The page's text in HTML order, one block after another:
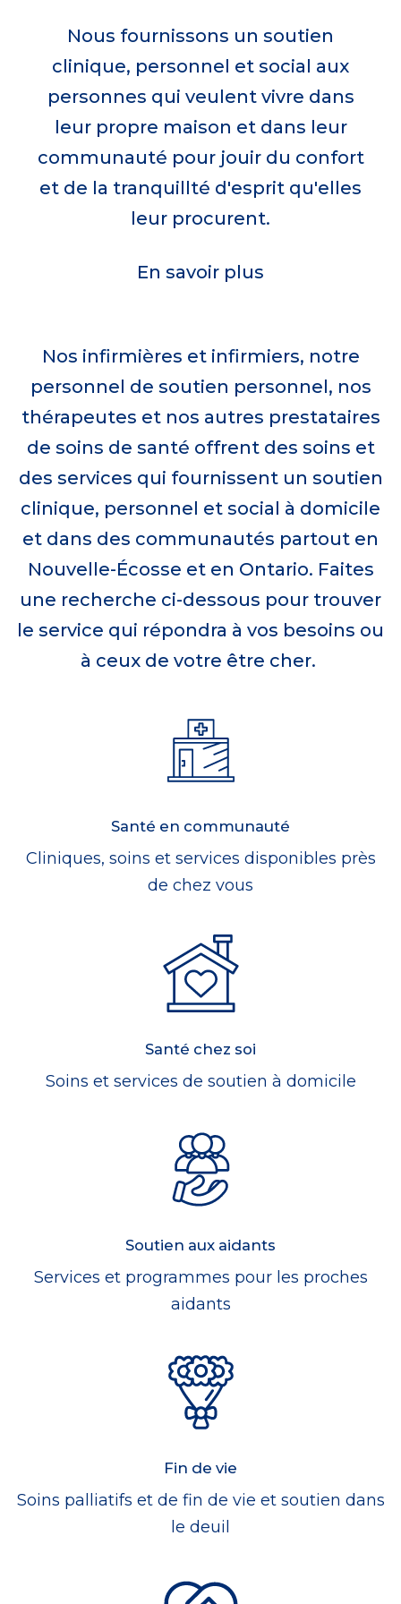
Quand vous soutenez VON, vous aidez
à faire en sorte que tout le monde
puisse bénéficier de soins à domicile et
en milieu communautaire qui sont
accessibles, abordables et de qualité.
Nous fournissons un soutien
clinique, personnel et social aux
personnes qui veulent vivre dans
leur propre maison et dans leur
communauté pour jouir du confort
et de la tranquillté d'esprit qu'elles
leur procurent.
En savoir plus
Appliquer aujourd'hui
Celebrating VON Week, May 17 to May
23, 2026.
Join the celebration!
Nos infirmières et infirmiers, notre
personnel de soutien personnel, nos
thérapeutes et nos autres prestataires
de soins de santé offrent des soins et
des services qui fournissent un soutien
clinique, personnel et social à domicile
et dans des communautés partout en
Nouvelle-Écosse et en Ontario. Faites
une recherche ci-dessous pour trouver
le service qui répondra à vos besoins ou
à ceux de votre être cher.
Santé en communauté
Cliniques, soins et services disponibles près
de chez vous
Santé chez soi
Soins et services de soutien à domicile
Soutien aux aidants
Services et programmes pour les proches
aidants
Fin de vie
Soins palliatifs et de fin de vie et soutien dans
le deuil